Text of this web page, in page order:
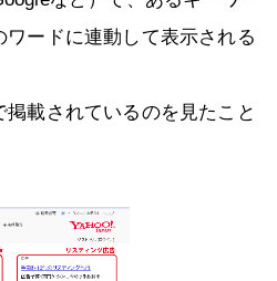
ワードに連動して表示される
載されているのを見たこと